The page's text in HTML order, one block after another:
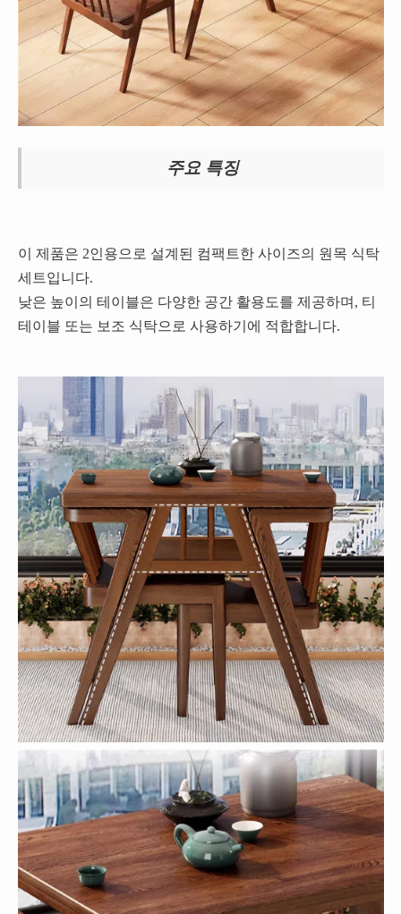
주요 특징
이 제품은 2인용으로 설계된 컴팩트한 사이즈의 원목 식탁
세트입니다.
낮은 높이의 테이블은 다양한 공간 활용도를 제공하며, 티
테이블 또는 보조 식탁으로 사용하기에 적합합니다.